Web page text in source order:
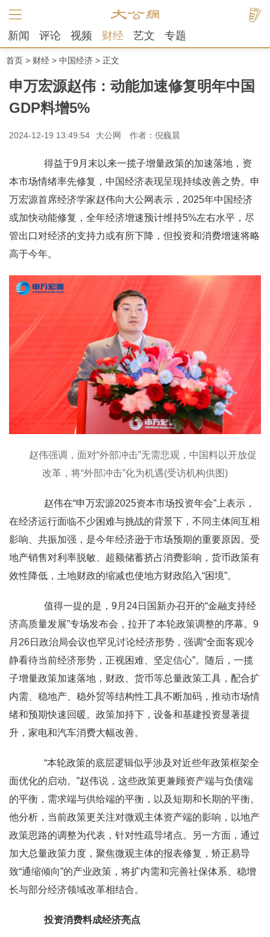
新闻 评论 视频 财经 艺文 专题
首页 > 财经 > 中国经济 > 正文
申万宏源赵伟：动能加速修复明年中国
GDP料增5%
2024-12-19 13:49:54 大公网 作者：倪巍晨
得益于9月末以来一揽子增量政策的加速落地，资
本市场情绪率先修复，中国经济表现呈现持续改善之势。申
万宏源首席经济学家赵伟向大公网表示，2025年中国经济
或加快动能修复，全年经济增速预计维持5%左右水平，尽
管出口对经济的支持力或有所下降，但投资和消费增速将略
高于今年。
赵伟强调，面对“外部冲击”无需悲观，中国料以开放促
改革，将“外部冲击”化为机遇(受访机构供图)
赵伟在“申万宏源2025资本市场投资年会”上表示，
在经济运行面临不少困难与挑战的背景下，不同主体间互相
影响、共振加强，是今年经济逊于市场预期的重要原因。受
地产销售对利率脱敏、超额储蓄挤占消费影响，货币政策有
效性降低，土地财政的缩减也使地方财政陷入“困境”。
值得一提的是，9月24日国新办召开的“金融支持经
济高质量发展”专场发布会，拉开了本轮政策调整的序幕。9
月26日政治局会议也罕见讨论经济形势，强调“全面客观冷
静看待当前经济形势，正视困难、坚定信心”。随后，一揽
子增量政策加速落地，财政、货币等总量政策工具，配合扩
内需、稳地产、稳外贸等结构性工具不断加码，推动市场情
绪和预期快速回暖。政策加持下，设备和基建投资显著提
升，家电和汽车消费大幅改善。
“本轮政策的底层逻辑似乎涉及对近些年政策框架全
面优化的启动。”赵伟说，这些政策更兼顾资产端与负债端
的平衡，需求端与供给端的平衡，以及短期和长期的平衡。
他分析，当前政策更关注对微观主体资产端的影响，以地产
政策思路的调整为代表，针对性疏导堵点。另一方面，通过
加大总量政策力度，聚焦微观主体的报表修复，矫正易导
致“通缩倾向”的产业政策，将扩内需和完善社保体系、稳增
长与部分经济领域改革相结合。
投资消费料成经济亮点